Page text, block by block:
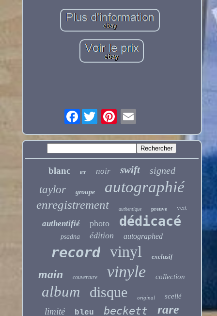
Facebook
blanc tcr noir swift signed
taylor groupe autographié
enregistrement authentique preuve vert
authentifié photo dédicacé
psadna édition autographed
record vinyl exclusif
main couverture vinyle collection
album disque original scellé
limité bleu beckett rare